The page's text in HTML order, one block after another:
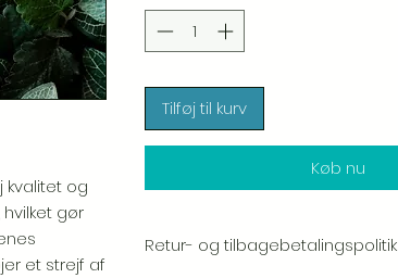
kvalitet og
gør
et strejf af
Tilføj til kurv
Køb nu
Retur- og tilbagebetalingspolitik